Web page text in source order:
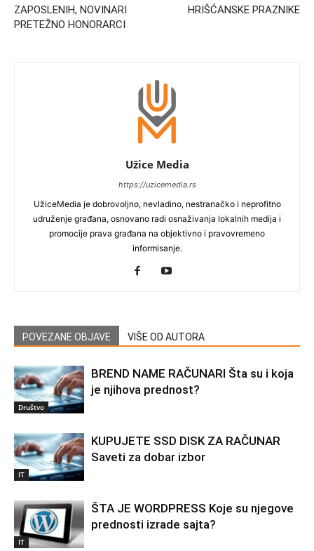
ZAPOSLENIH, NOVINARI
PRETEŽNO HONORARCI
HRIŠĆANSKE PRAZNIKE
Užice Media
https://uzicemedia.rs
UžiceMedia je dobrovoljno, nevladino, nestranačko i neprofitno
udruženje građana, osnovano radi osnaživanja lokalnih medija i
promocije prava građana na objektivno i pravovremeno
informisanje.
POVEZANE OBJAVE VIŠE OD AUTORA
Društvo
BREND NAME RAČUNARI Šta su i koja
je njihova prednost?
IT
KUPUJETE SSD DISK ZA RAČUNAR
Saveti za dobar izbor
IT
ŠTA JE WORDPRESS Koje su njegove
prednosti izrade sajta?